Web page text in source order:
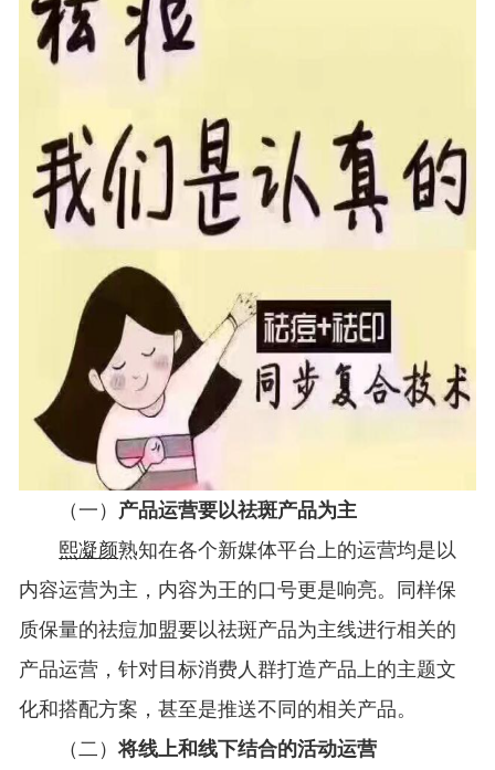
（一） 产品运营要以祛斑产品为主
熙凝颜熟知在各个新媒体平台上的运营均是以
内容运营为主，内容为王的口号更是响亮。同样保
质保量的祛痘加盟要以祛斑产品为主线进行相关的
产品运营，针对目标消费人群打造产品上的主题文
化和搭配方案，甚至是推送不同的相关产品。
（二）将线上和线下结合的活动运营